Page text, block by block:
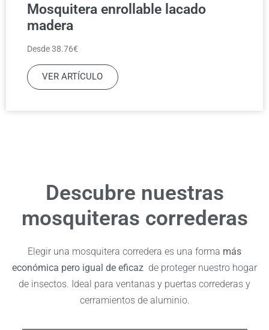
Mosquitera enrollable lacado
madera
Desde 38.76€
VER ARTÍCULO
Descubre nuestras
mosquiteras correderas
Elegir una mosquitera corredera es una forma más
económica pero igual de eficaz de proteger nuestro hogar
de insectos. Ideal para ventanas y puertas correderas y
cerramientos de aluminio.